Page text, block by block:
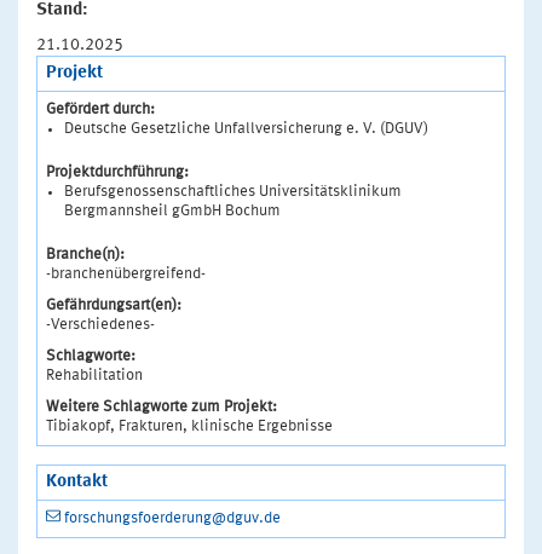
Stand:
21.10.2025
Projekt
Gefördert durch:
Deutsche Gesetzliche Unfallversicherung e. V. (DGUV)
Projektdurchführung:
Berufsgenossenschaftliches Universitätsklinikum
Bergmannsheil gGmbH Bochum
Branche(n):
-branchenübergreifend-
Gefährdungsart(en):
-Verschiedenes-
Schlagworte:
Rehabilitation
Weitere Schlagworte zum Projekt:
Tibiakopf, Frakturen, klinische Ergebnisse
Kontakt
forschungsfoerderung@dguv.de